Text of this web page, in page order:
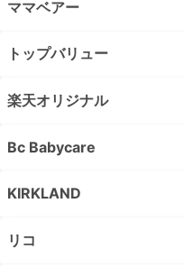
ママベアー
トップバリュー
楽天オリジナル
Bc Babycare
KIRKLAND
リコ